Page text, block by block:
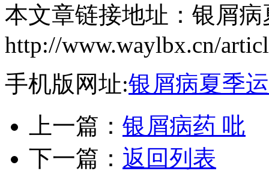
本文章链接地址：银屑
http://www.waylbx.cn/
手机版网址:银屑病夏季
上一篇： 银屑病药 吡
下一篇： 返回列表